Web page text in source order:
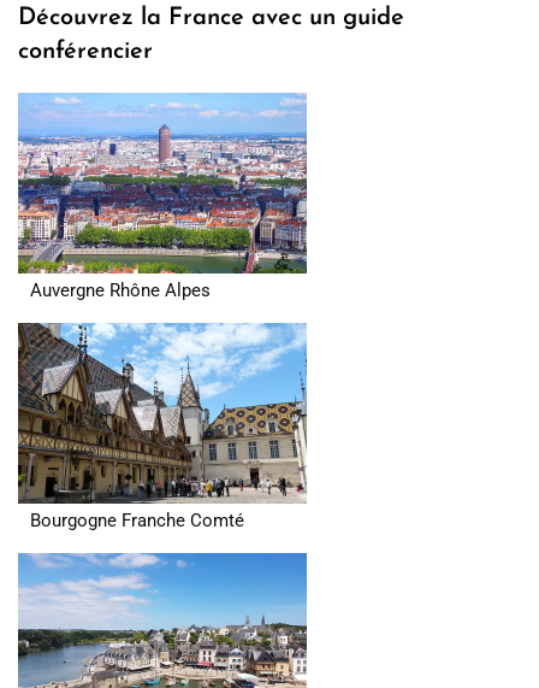
Découvrez la France avec un guide
conférencier
Auvergne Rhône Alpes
Bourgogne Franche Comté